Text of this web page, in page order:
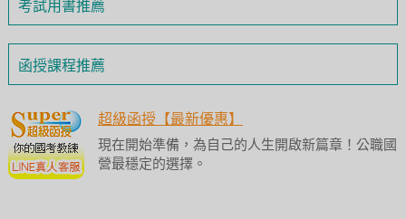
考試用書推薦
函授課程推薦
超級函授【最新優惠】
現在開始準備，為自己的人生開啟新篇章！公職國
營最穩定的選擇。